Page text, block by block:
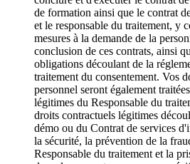
de formation ainsi que le contrat
et le responsable du traitement, y
mesures à la demande de la
conclusion de ces contrats, ainsi
obligations découlant de la
traitement du consentement. Vos
personnel seront également
légitimes du Responsable du
droits contractuels légitimes
démo ou du Contrat de services
la sécurité, la prévention de la
Responsable du traitement et la